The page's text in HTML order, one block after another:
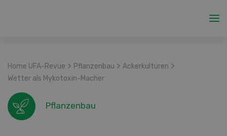
Home UFA-Revue > Pflanzenbau > Ackerkulturen >
Wetter als Mykotoxin-Macher
Pflanzenbau